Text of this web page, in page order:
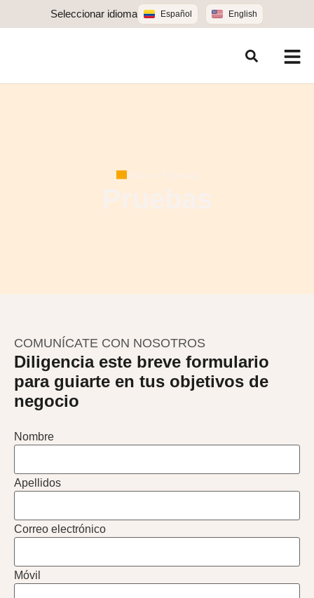
Seleccionar idioma Español English
COMUNÍCATE CON NOSOTROS
Diligencia este breve formulario
para guiarte en tus objetivos de
negocio
Nombre
Apellidos
Correo electrónico
Móvil